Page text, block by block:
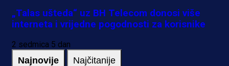
„Talas ušteda“ uz BH Telecom donosi više
interneta i vrijedne pogodnosti za korisnike
2 sedmica 5 dan
Najnovije Najčitanije